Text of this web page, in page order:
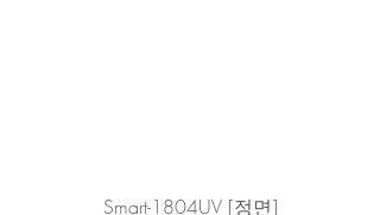
Smart-1804UV [정면]